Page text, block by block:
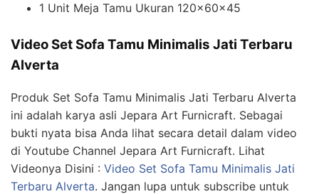
1 Unit Meja Tamu Ukuran 120x60x45
Video Set Sofa Tamu Minimalis Jati Terbaru
Alverta
Produk Set Sofa Tamu Minimalis Jati Terbaru Alverta
ini adalah karya asli Jepara Art Furnicraft. Sebagai
bukti nyata bisa Anda lihat secara detail dalam video
di Youtube Channel Jepara Art Furnicraft. Lihat
Videonya Disini : Video Set Sofa Tamu Minimalis Jati
Terbaru Alverta. Jangan lupa untuk subscribe untuk